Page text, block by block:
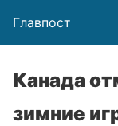
Главпост
Канада
зимние